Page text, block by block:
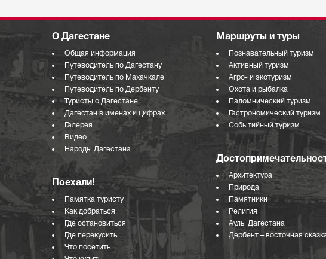
О Дагестане
Общая информация
Путеводитель по Дагестану
Путеводитель по Махачкале
Путеводитель по Дербенту
Туристы о Дагестане
Дагестан в именах и цифрах
Галерея
Видео
Народы Дагестана
Поехали!
Памятка туристу
Как добраться
Где остановиться
Где перекусить
Что посетить
Маршруты и туры
Познавательный туризм
Активный туризм
Агро- и экотуризм
Охота и рыбалка
Паломнический туризм
Гастрономический туризм
Событийный туризм
Архитектура
Природа
Памятники
Религия
Аулы Дагестана
Дербент – восточная